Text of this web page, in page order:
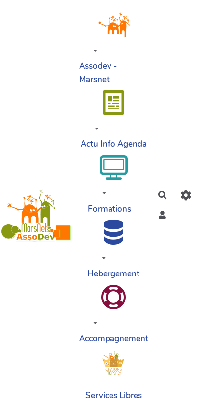
Assodev -
Marsnet
Actu Info Agenda
Formations
Hebergement
Accompagnement
Services Libres
Rechercher